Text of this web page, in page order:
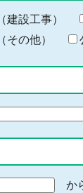
キ
ー
ー
入
力
建設工事）
その他）
か